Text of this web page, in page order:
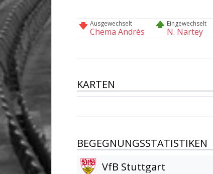
Ausgewechselt
Chema Andrés
Eingewechselt
N. Nartey
KARTEN
BEGEGNUNGSSTATISTIKEN
VfB Stuttgart